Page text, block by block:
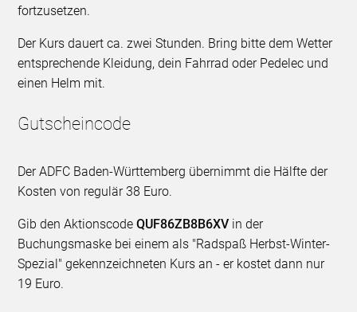
fortzusetzen.
Der Kurs dauert ca. zwei Stunden. Bring bitte dem Wetter
entsprechende Kleidung, dein Fahrrad oder Pedelec und
einen Helm mit.
Gutscheincode
Der ADFC Baden-Württemberg übernimmt die Hälfte der
Kosten von regulär 38 Euro.
Gib den AktionscodeQUF86ZB8B6XV in der
Buchungsmaske bei einem als "Radspaß Herbst-Winter-
Spezial" gekennzeichneten Kurs an - er kostet dann nur
19 Euro.